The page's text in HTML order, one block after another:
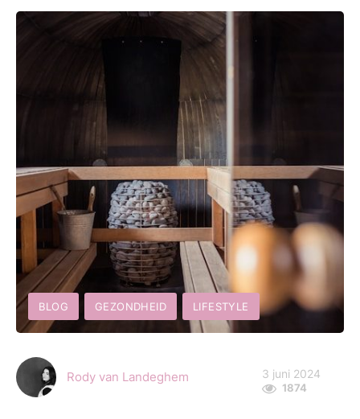
BLOG GEZONDHEID LIFESTYLE
Rody van Landeghem 3 juni 2024
1874